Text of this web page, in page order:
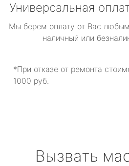
Универсальная
Мы берем оплату от Вас
наличный или
*При отказе от ремонта
1000 руб.
Вызвать